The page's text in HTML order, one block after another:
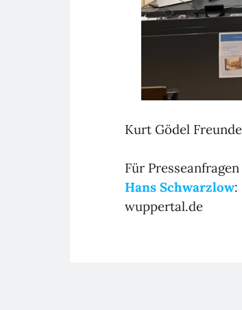
Kurt Gödel
Für
Hans Schwarzlow:
wuppertal.de